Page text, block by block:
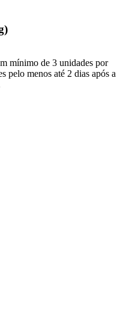
mínimo de 3 unidades por
pelo menos até 2 dias após a